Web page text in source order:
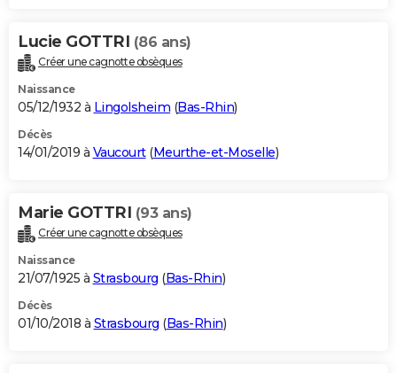
Lucie GOTTRI (86 ans)
Créer une cagnotte obsèques
Naissance
05/12/1932 à Lingolsheim (Bas-Rhin)
Décès
14/01/2019 à Vaucourt(Meurthe-et-Moselle)
Marie GOTTRI (93 ans)
Créer une cagnotte obsèques
Naissance
21/07/1925 à Strasbourg (Bas-Rhin)
Décès
01/10/2018 à Strasbourg (Bas-Rhin)